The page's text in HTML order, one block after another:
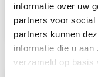
informatie over uw
partners voor
partners kunnen
informatie die u
verzameld op basis
Neem contact
op maat.